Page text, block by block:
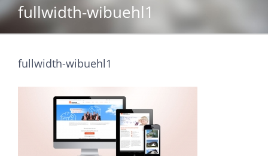
fullwidth-wibuehl1
fullwidth-wibuehl1